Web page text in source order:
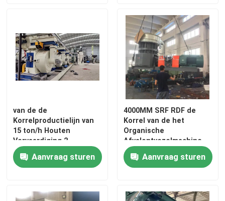
Thuis
Producten
Video's
van de de
Korrelproductielijn van
15 ton/h Houten
Vervaardiging 2
Installatie van de Rollen
de Houten Korrel
Aanvraag sturen
4000MM SRF RDF de
Korrel van de het
Organische
Afvalontvezelmachine
van de Korrelmachine
het MakenAanvraag sturen